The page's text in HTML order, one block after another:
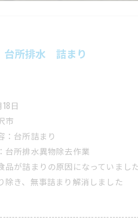
所排水 詰まり
日
市
：台所詰まり
台所排水異物除去作業
品が詰まりの原因になっていまし
除き、無事詰まり解消しました